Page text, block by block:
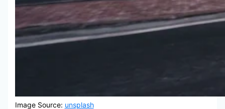
Image Source: unsplash